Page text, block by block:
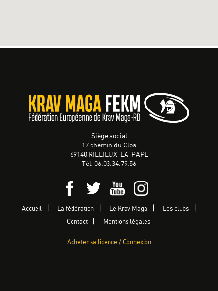
Siège social
17 chemin du Clos
69140 RILLIEUX-LA-PAPE
Tél: 06.03.34.79.56
Accueil La fédération Le Krav Maga Les clubs
Contact Mentions légales
Acheter sa licence / Connexion